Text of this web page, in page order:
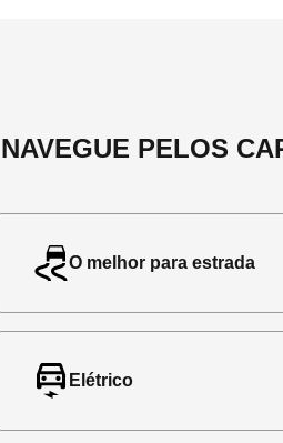
NAVEGUE PELOS
O melhor para estrada
Elétrico